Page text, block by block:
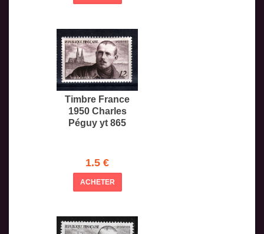
Timbre France
1950 Charles
Péguy yt 865
1.5 €
ACHETER